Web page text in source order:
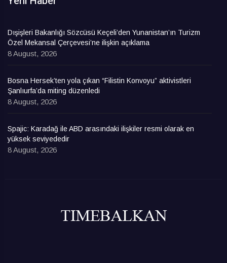
Dışişleri Bakanlığı Sözcüsü Keçeli’den Yunanistan’ın Turizm
Özel Mekansal Çerçevesi’ne ilişkin açıklama
8 August, 2026
Bosna Hersek’ten yola çıkan “Filistin Konvoyu” aktivistleri
Şanlıurfa’da miting düzenledi
8 August, 2026
Spajic: Karadağ ile ABD arasındaki ilişkiler resmi olarak en
yüksek seviyededir
8 August, 2026